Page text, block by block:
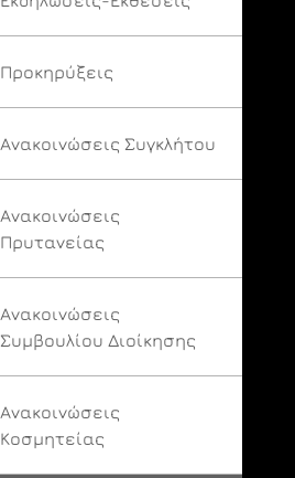
Προκηρύξεις
Ανακοινώσεις Συγκλήτου
Ανακοινώσεις
Πρυτανείας
Ανακοινώσεις
Συμβουλίου Διοίκησης
Ανακοινώσεις
Κοσμητείας